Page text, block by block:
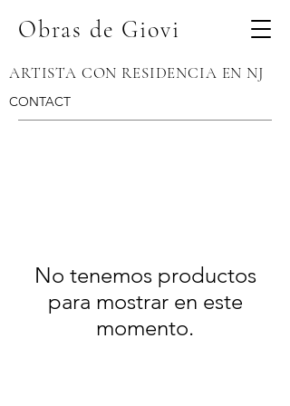
Obras de Giovi
ARTISTA CON RESIDENCIA EN NJ
CONTACT
No tenemos productos
para mostrar en este
momento.